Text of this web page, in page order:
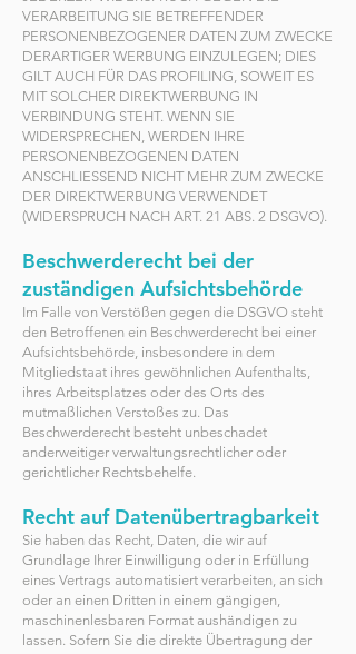
VERARBEITUNG SIE BETREFFENDER
PERSONENBEZOGENER DATEN ZUM ZWECKE
DERARTIGER WERBUNG EINZULEGEN; DIES
GILT AUCH FÜR DAS PROFILING, SOWEIT ES
MIT SOLCHER DIREKTWERBUNG IN
VERBINDUNG STEHT. WENN SIE
WIDERSPRECHEN, WERDEN IHRE
PERSONENBEZOGENEN DATEN
ANSCHLIESSEND NICHT MEHR ZUM ZWECKE
DER DIREKTWERBUNG VERWENDET
(WIDERSPRUCH NACH ART. 21 ABS. 2 DSGVO).
Beschwerderecht bei der
zuständigen Aufsichtsbehörde
Im Falle von Verstößen gegen die DSGVO steht
den Betroffenen ein Beschwerderecht bei einer
Aufsichtsbehörde, insbesondere in dem
Mitgliedstaat ihres gewöhnlichen Aufenthalts,
ihres Arbeitsplatzes oder des Orts des
mutmaßlichen Verstoßes zu. Das
Beschwerderecht besteht unbeschadet
anderweitiger verwaltungsrechtlicher oder
gerichtlicher Rechtsbehelfe.
Recht auf Datenübertragbarkeit
Sie haben das Recht, Daten, die wir auf
Grundlage Ihrer Einwilligung oder in Erfüllung
eines Vertrags automatisiert verarbeiten, an sich
oder an einen Dritten in einem gängigen,
maschinenlesbaren Format aushändigen zu
lassen. Sofern Sie die direkte Übertragung der